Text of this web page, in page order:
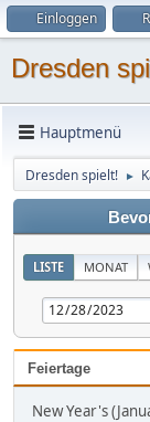
Einloggen
Dresden
Hauptmenü
Dresden spielt! ►
LISTE MONAT
Feiertage
New Year's